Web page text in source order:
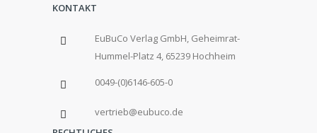
KONTAKT
EuBuCo Verlag GmbH, Geheimrat-
Hummel-Platz 4, 65239 Hochheim
0049-(0)6146-605-0
vertrieb@eubuco.de